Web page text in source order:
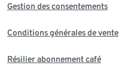
Gestion des consentements
Conditions générales de vente
Résilier abonnement café